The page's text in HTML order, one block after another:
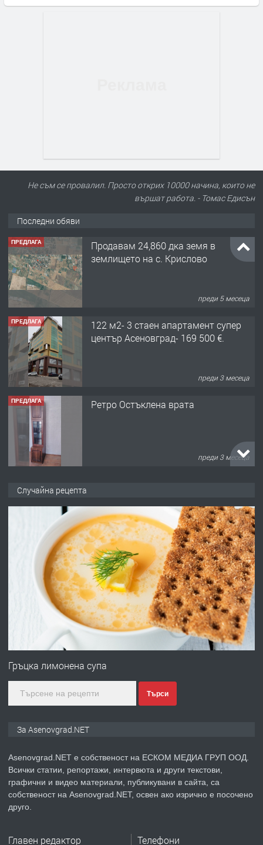
Не съм се провалил. Просто открих 10000 начина, които не
вършат работа. - Томас Едисън
Последни обяви
ПРЕДЛАГА
122 м2- 3 стаен апартамент супер
център Асеновград- 169 500 €.
преди 3 месеца
ПРЕДЛАГА Ретро Остъклена врата
преди 3 месеца
ПРЕДЛАГА
🌟HYUNDAI i10 - 2024 | Само 55 лв./
преди 10 месеца
преди 1 година
Професионална зеленчукорезачка
за заведения и дома
преди 1 година
Дава под наем Асеновград
преди 2 години
ПРЕДЛАГА ремонт на покриви
Случайна рецепта
Гръцка лимонена супа
Търси
За Asenovgrad.NET
Asenovgrad.NET е собственост на ЕСКОМ МЕДИА ГРУП ООД.
Всички статии, репортажи, интервюта и други текстови,
графични и видео материали, публикувани в сайта, са
собственост на Asenovgrad.NET, освен ако изрично е посочено
друго.
Главен редактор Телефони